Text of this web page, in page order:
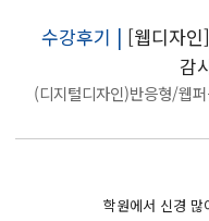
수강후기 | [웹디자
감
(디지털디자인)반응형/웹
학원에서 신경
BIM 건축설계 및 실내건축설계(캐